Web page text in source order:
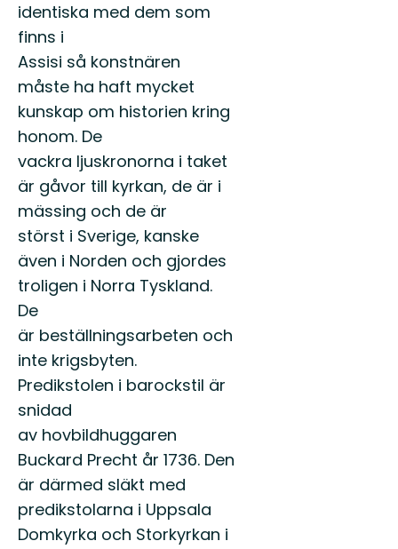
identiska med dem som
finns i
Assisi så konstnären
måste ha haft mycket
kunskap om historien kring
honom. De
vackra ljuskronorna i taket
är gåvor till kyrkan, de är i
mässing och de är
störst i Sverige, kanske
även i Norden och gjordes
troligen i Norra Tyskland.
De
är beställningsarbeten och
inte krigsbyten.
Predikstolen i barockstil är
snidad
av hovbildhuggaren
Buckard Precht år 1736. Den
är därmed släkt med
predikstolarna i Uppsala
Domkyrka och Storkyrkan i